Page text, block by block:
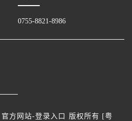
0755-8821-8986
方网站-登录入口 版权所有 [粤